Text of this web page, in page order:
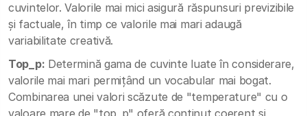
cuvintelor. Valorile mai mici asigură răspunsuri previzibile
și factuale, în timp ce valorile mai mari adaugă
variabilitate creativă.
Top_p: Determină gama de cuvinte luate în considerare,
valorile mai mari permițând un vocabular mai bogat.
Combinarea unei valori scăzute de "temperature" cu o